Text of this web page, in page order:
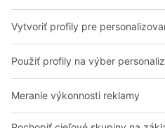
Profesionálne sklady
Kontaktný formulár
Zdieľať